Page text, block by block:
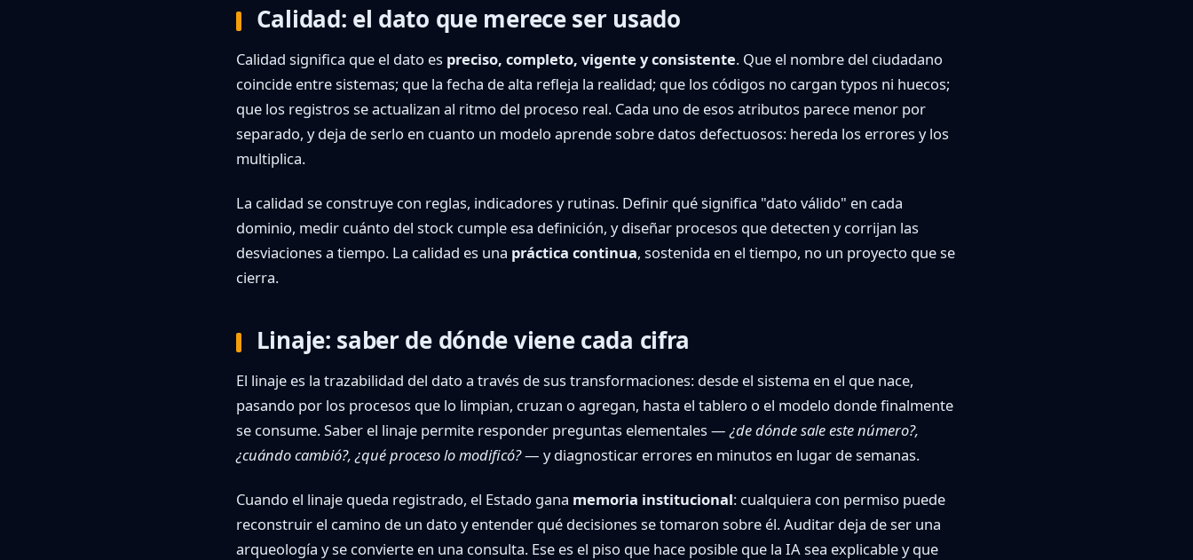
Calidad: el dato que merece ser usado
Calidad significa que el dato es preciso, completo, vigente y consistente. Que el nombre del ciudadano
coincide entre sistemas; que la fecha de alta refleja la realidad; que los códigos no cargan typos ni huecos;
que los registros se actualizan al ritmo del proceso real. Cada uno de esos atributos parece menor por
separado, y deja de serlo en cuanto un modelo aprende sobre datos defectuosos: hereda los errores y los
multiplica.
La calidad se construye con reglas, indicadores y rutinas. Definir qué significa "dato válido" en cada
dominio, medir cuánto del stock cumple esa definición, y diseñar procesos que detecten y corrijan las
desviaciones a tiempo. La calidad es una práctica continua, sostenida en el tiempo, no un proyecto que se
cierra.
Linaje: saber de dónde viene cada cifra
El linaje es la trazabilidad del dato a través de sus transformaciones: desde el sistema en el que nace,
pasando por los procesos que lo limpian, cruzan o agregan, hasta el tablero o el modelo donde finalmente
se consume. Saber el linaje permite responder preguntas elementales —¿de dónde sale este número?,
¿cuándo cambió?, ¿qué proceso lo modificó?— y diagnosticar errores en minutos en lugar de semanas.
Cuando el linaje queda registrado, el Estado gana memoria institucional: cualquiera con permiso puede
reconstruir el camino de un dato y entender qué decisiones se tomaron sobre él. Auditar deja de ser una
arqueología y se convierte en una consulta. Ese es el piso que hace posible que la IA sea explicable y que